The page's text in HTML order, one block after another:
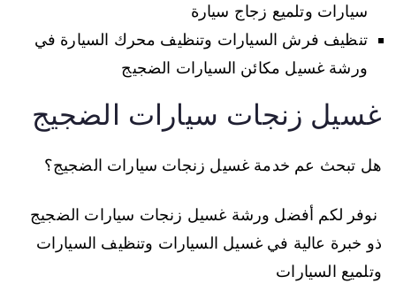
سيارات وتلميع زجاج سيارة
تنظيف فرش السيارات وتنظيف محرك السيارة في
ورشة غسيل مكائن السيارات الضجيج
غسيل زنجات سيارات الضجيج
هل تبحث عم خدمة غسيل زنجات سيارات الضجيج؟
نوفر لكم أفضل ورشة غسيل زنجات سيارات الضجيج
ذو خبرة عالية في غسيل السيارات وتنظيف السيارات
وتلميع السيارات